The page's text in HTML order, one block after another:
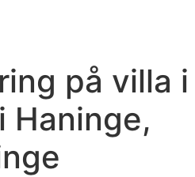
på villa i
Haninge,